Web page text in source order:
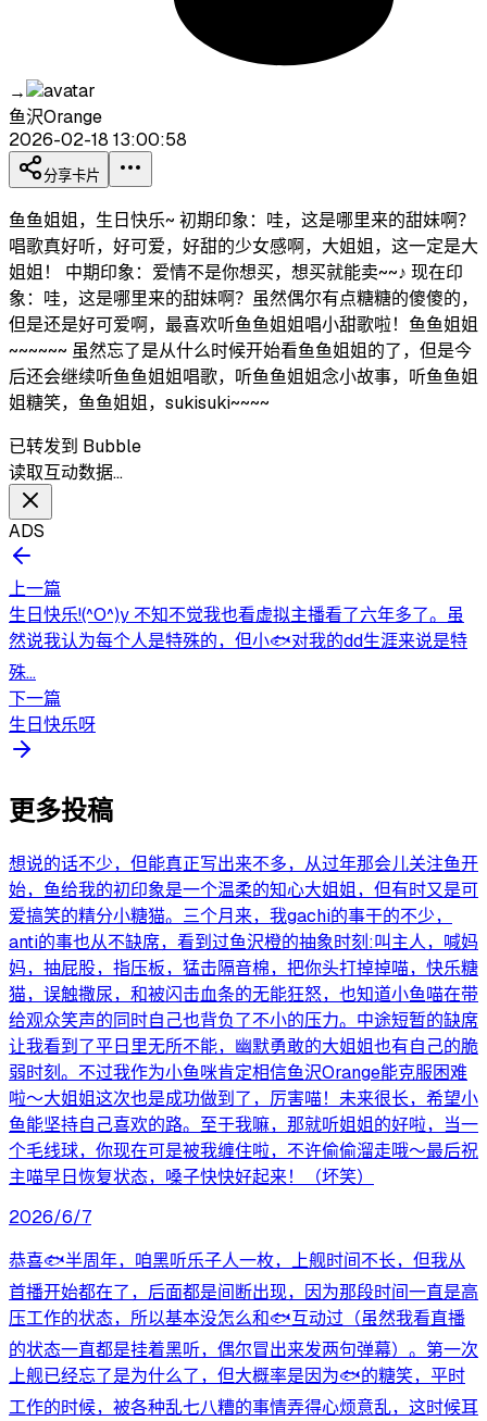
→
鱼沢Orange
2026-02-18 13:00:58
分享卡片
鱼鱼姐姐，生日快乐~ 初期印象：哇，这是哪里来的甜妹啊？
唱歌真好听，好可爱，好甜的少女感啊，大姐姐，这一定是大
姐姐！ 中期印象：爱情不是你想买，想买就能卖~~♪ 现在印
象：哇，这是哪里来的甜妹啊？虽然偶尔有点糖糖的傻傻的，
但是还是好可爱啊，最喜欢听鱼鱼姐姐唱小甜歌啦！鱼鱼姐姐
~~~~~~ 虽然忘了是从什么时候开始看鱼鱼姐姐的了，但是今
后还会继续听鱼鱼姐姐唱歌，听鱼鱼姐姐念小故事，听鱼鱼姐
姐糖笑，鱼鱼姐姐，sukisuki~~~~
已转发到 Bubble
读取互动数据…
ADS
上一篇
生日快乐!(^O^)y 不知不觉我也看虚拟主播看了六年多了。虽
然说我认为每个人是特殊的，但小🐟对我的dd生涯来说是特
殊...
下一篇
生日快乐呀
更多投稿
想说的话不少，但能真正写出来不多，从过年那会儿关注鱼开
始，鱼给我的初印象是一个温柔的知心大姐姐，但有时又是可
爱搞笑的精分小糖猫。三个月来，我gachi的事干的不少，
anti的事也从不缺席，看到过鱼沢橙的抽象时刻:叫主人，喊妈
妈，抽屁股，指压板，猛击隔音棉，把你头打掉掉喵，快乐糖
猫，误触撒尿，和被闪击血条的无能狂怒，也知道小鱼喵在带
给观众笑声的同时自己也背负了不小的压力。中途短暂的缺席
让我看到了平日里无所不能，幽默勇敢的大姐姐也有自己的脆
弱时刻。不过我作为小鱼咪肯定相信鱼沢Orange能克服困难
啦～大姐姐这次也是成功做到了，厉害喵！未来很长，希望小
鱼能坚持自己喜欢的路。至于我嘛，那就听姐姐的好啦，当一
个毛线球，你现在可是被我缠住啦，不许偷偷溜走哦～最后祝
主喵早日恢复状态，嗓子快快好起来！（坏笑）
2026/6/7
恭喜🐟️半周年，咱黑听乐子人一枚，上舰时间不长，但我从
首播开始都在了，后面都是间断出现，因为那段时间一直是高
压工作的状态，所以基本没怎么和🐟️互动过（虽然我看直播
的状态一直都是挂着黑听，偶尔冒出来发两句弹幕）。第一次
上舰已经忘了是为什么了，但大概率是因为🐟️的糖笑，平时
工作的时候，被各种乱七八糟的事情弄得心烦意乱，这时候耳